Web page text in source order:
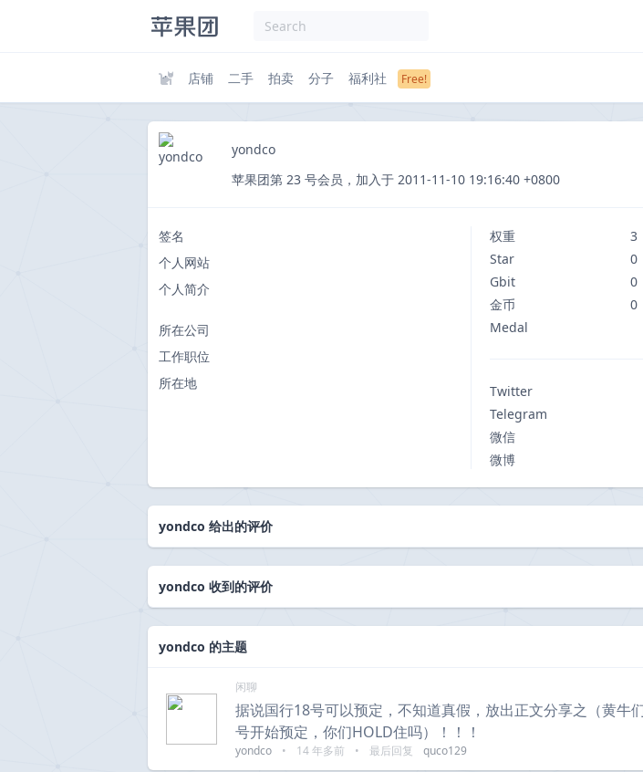
店铺 二手 拍卖 分子 福利社
yondco
苹果团第 23 号会员，加入于 2011-11-10 19:16:40 +0800
签名
个人网站
个人简介
所在公司
工作职位
所在地
权重
3
Star
0
Gbit
0
金币
0
Medal
Twitter
Telegram
微信
微博
yondco 给出的评价
yondco 收到的评价
yondco 的主题
闲聊
据说国行18号可以预定，不知道真假，放出正文分享之（黄牛
号开始预定，你们HOLD住吗）！！！
yondco • 14 年多前 • 最后回复 quco129